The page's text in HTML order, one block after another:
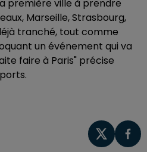
première ville à prendre
Marseille, Strasbourg,
tranché, tout comme
un événement qui va
faire à Paris" précise